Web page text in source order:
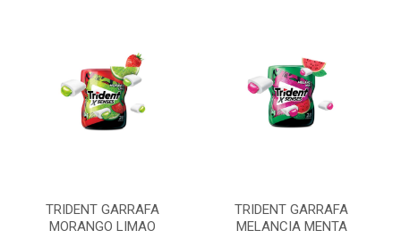
TRIDENT GARRAFA
MORANGO LIMAO
TRIDENT GARRAFA
MELANCIA MENTA